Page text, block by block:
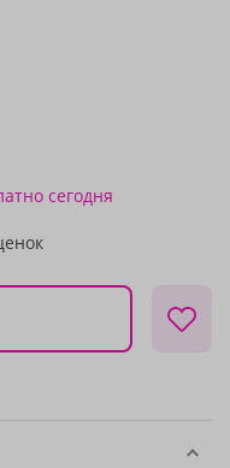
сегодня